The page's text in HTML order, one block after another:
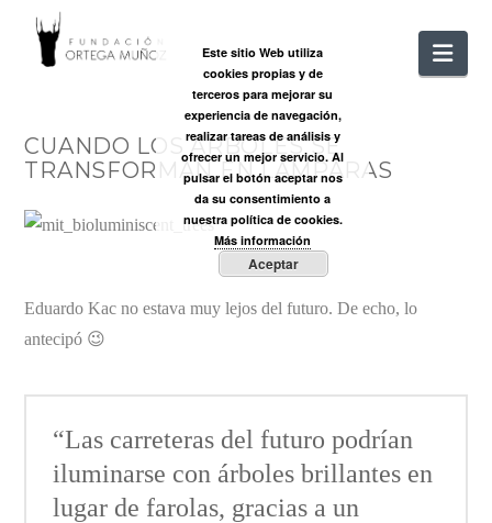
ORTEGA
MUÑOZ
CUANDO LOS ÁRBOLES SE
TRANSFORMAN EN LÁMPARAS
Eduardo Kac no estava muy lejos del futuro. De echo, lo
antecipó 😉
“Las carreteras del futuro podrían
iluminarse con árboles brillantes en
lugar de farolas, gracias a un
Este sitio Web utiliza
cookies propias y de
terceros para mejorar su
experiencia de navegación,
realizar tareas de análisis y
ofrecer un mejor servicio. Al
pulsar el botón aceptar nos
da su consentimiento a
nuestra política de cookies.
Más información
Aceptar